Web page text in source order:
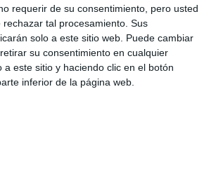
requerir de su consentimiento, pero usted
tal procesamiento. Sus
solo a este sitio web. Puede cambiar
su consentimiento en cualquier
a este sitio y haciendo clic en el botón
inferior de la página web.
alerta a los
de la existencia
ciberestafas durante las
de rebajas